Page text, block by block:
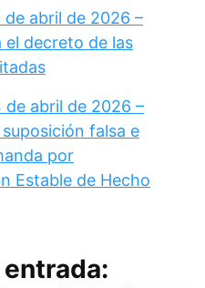
abril de 2026 –
el decreto de las
abril de 2026 –
falsa e
por
Estable de Hecho